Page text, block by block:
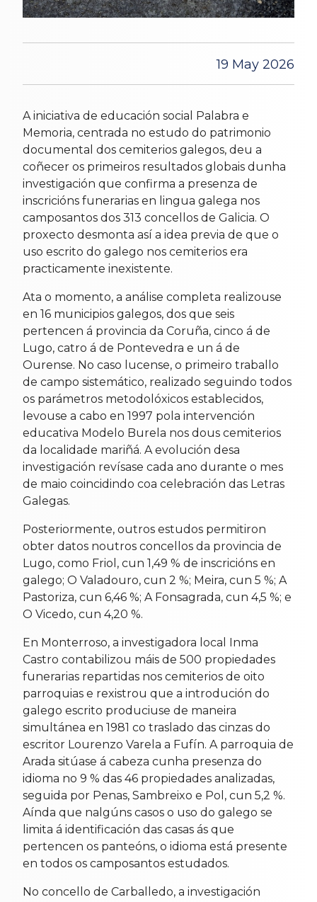
19 May 2026
A iniciativa de educación social Palabra e
Memoria, centrada no estudo do patrimonio
documental dos cemiterios galegos, deu a
coñecer os primeiros resultados globais dunha
investigación que confirma a presenza de
inscricións funerarias en lingua galega nos
camposantos dos 313 concellos de Galicia. O
proxecto desmonta así a idea previa de que o
uso escrito do galego nos cemiterios era
practicamente inexistente.
Ata o momento, a análise completa realizouse
en 16 municipios galegos, dos que seis
pertencen á provincia da Coruña, cinco á de
Lugo, catro á de Pontevedra e un á de
Ourense. No caso lucense, o primeiro traballo
de campo sistemático, realizado seguindo todos
os parámetros metodolóxicos establecidos,
levouse a cabo en 1997 pola intervención
educativa Modelo Burela nos dous cemiterios
da localidade mariñá. A evolución desa
investigación revísase cada ano durante o mes
de maio coincidindo coa celebración das Letras
Galegas.
Posteriormente, outros estudos permitiron
obter datos noutros concellos da provincia de
Lugo, como Friol, cun 1,49 % de inscricións en
galego; O Valadouro, cun 2 %; Meira, cun 5 %; A
Pastoriza, cun 6,46 %; A Fonsagrada, cun 4,5 %; e
O Vicedo, cun 4,20 %.
En Monterroso, a investigadora local Inma
Castro contabilizou máis de 500 propiedades
funerarias repartidas nos cemiterios de oito
parroquias e rexistrou que a introdución do
galego escrito produciuse de maneira
simultánea en 1981 co traslado das cinzas do
escritor Lourenzo Varela a Fufín. A parroquia de
Arada sitúase á cabeza cunha presenza do
idioma no 9 % das 46 propiedades analizadas,
seguida por Penas, Sambreixo e Pol, cun 5,2 %.
Aínda que nalgúns casos o uso do galego se
limita á identificación das casas ás que
pertencen os panteóns, o idioma está presente
en todos os camposantos estudados.
No concello de Carballedo, a investigación